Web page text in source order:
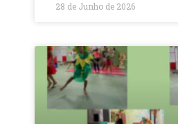
28 de Junho de 2026